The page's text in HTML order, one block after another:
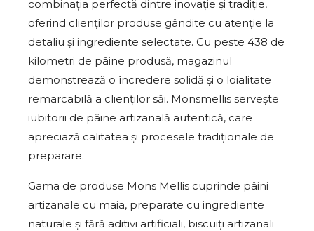
combinația perfectă dintre inovație și tradiție,
oferind clienților produse gândite cu atenție la
detaliu și ingrediente selectate. Cu peste 438 de
kilometri de pâine produsă, magazinul
demonstrează o încredere solidă și o loialitate
remarcabilă a clienților săi. Monsmellis servește
iubitorii de pâine artizanală autentică, care
apreciază calitatea și procesele tradiționale de
preparare.
Gama de produse Mons Mellis cuprinde pâini
artizanale cu maia, preparate cu ingrediente
naturale și fără aditivi artificiali, biscuiți artizanali